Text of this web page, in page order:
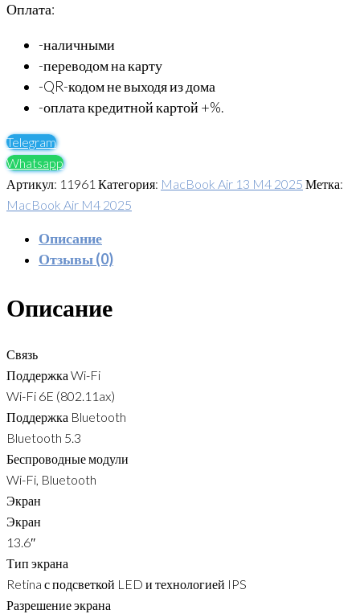
Оплата:
-наличными
-переводом на карту
-QR-кодом не выходя из дома
-оплата кредитной картой +%.
Telegram
Whatsapp
Артикул: 11961 Категория: MacBook Air 13 M4 2025 Метка:
MacBook Air M4 2025
Описание
Отзывы (0)
Описание
Связь
Поддержка Wi-Fi
Wi-Fi 6E (802.11ax)
Поддержка Bluetooth
Bluetooth 5.3
Беспроводные модули
Wi-Fi, Bluetooth
Экран
Экран
13.6″
Тип экрана
Retina с подсветкой LED и технологией IPS
Разрешение экрана